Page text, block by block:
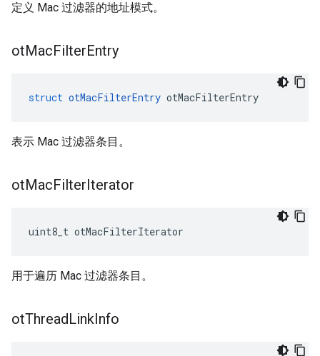
定义 Mac 过滤器的地址模式。
otMacFilterEntry
struct otMacFilterEntry otMacFilterEntry
表示 Mac 过滤器条目。
otMacFilterIterator
uint8_t otMacFilterIterator
用于遍历 Mac 过滤器条目。
otThreadLinkInfo